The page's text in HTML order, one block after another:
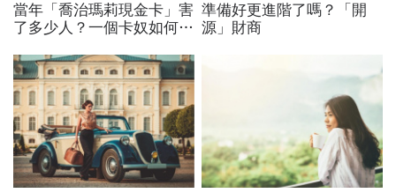
當年「喬治瑪莉現金卡」害
了多少人？一個卡奴如何把
準備好更進階了嗎？「開
源」財商